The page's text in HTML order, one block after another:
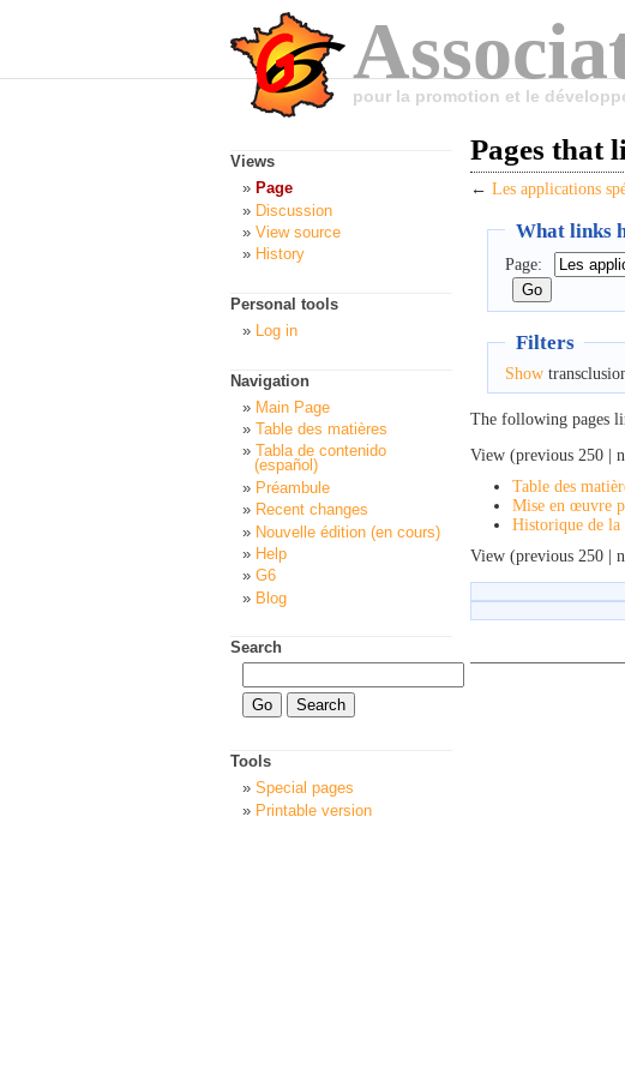
pour la promotion et le
Pages that
← Les applications
What links
Page:
Filters
Show
The following pages
View (previous 250 |
Table des
Mise en œuvre
Historique de la
View (previous 250 |
Views
Page
Discussion
View source
History
Personal tools
Log in
Navigation
Main Page
Table des matières
Tabla de contenido
(español)
Préambule
Recent changes
Nouvelle édition (en cours)
Help
G6
Blog
Search
Tools
Special pages
Printable version